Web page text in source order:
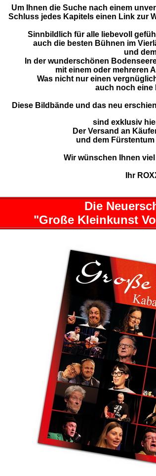
Um Ihnen die Suche nach einem
Schluss jedes Kapitels einen Link zur
Sinnbildlich für alle liebevoll
auch die besten Bühnen im
und
In der wunderschönen
mit einem oder mehreren
Was nicht nur einen
auch noch eine
Diese Bildbände und das neu
sind exklusiv
Der Versand an
und dem
Wir wünschen Ihnen
Ihr
Die
"Große Kleinkunst